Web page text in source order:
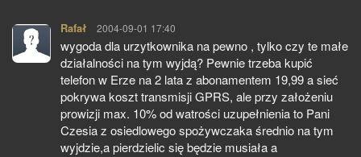
Rafał pisze:
2004-09-01 17:40
wygoda dla urzytkownika na pewno , tylko czy te małe
działalności na tym wyjdą? Pewnie trzeba kupić
telefon w Erze na 2 lata z abonamentem 19,99 a sieć
pokrywa koszt transmisji GPRS, ale przy założeniu
prowizji max. 10% od watrości uzupełnienia to Pani
Czesia z osiedlowego spożywczaka średnio na tym
wyjdzie,a pierdzielic się będzie musiała a